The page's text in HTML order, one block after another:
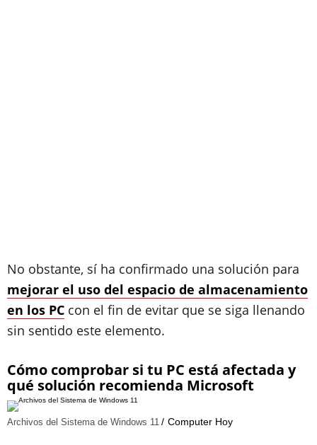
No obstante, sí ha confirmado una solución para
mejorar el uso del espacio de almacenamiento
en los PC con el fin de evitar que se siga llenando
sin sentido este elemento.
Cómo comprobar si tu PC está afectada y
qué solución recomienda Microsoft
Archivos del Sistema de Windows 11 Computer Hoy